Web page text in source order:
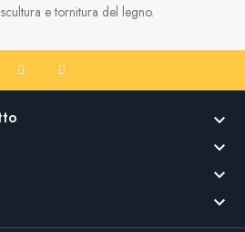
e tornitura del legno.



